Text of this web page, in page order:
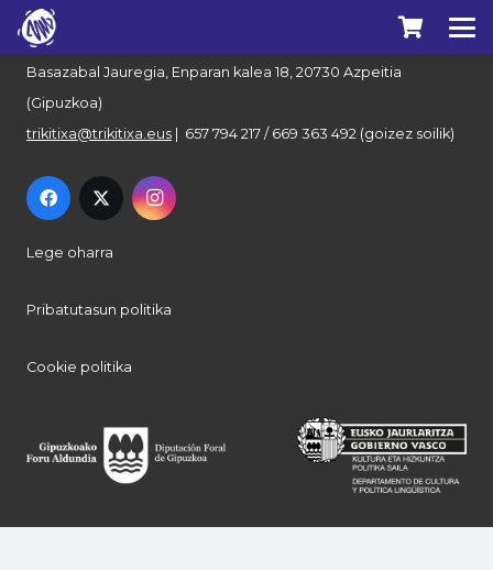
Euskal Herriko Trikitixa Elkartea
Basazabal Jauregia, Enparan kalea 18, 20730 Azpeitia
(Gipuzkoa)
trikitixa@trikitixa.eus | 657 794 217 / 669 363 492 (goizez soilik)
Lege oharra
Pribatutasun politika
Cookie politika